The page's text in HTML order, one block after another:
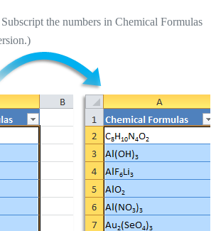
the numbers in Chemical Formulas